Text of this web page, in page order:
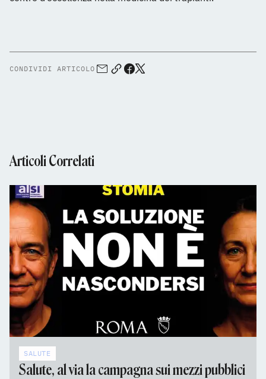
CONDIVIDI ARTICOLO
Articoli Correlati
SALUTE
Salute, al via la campagna sui mezzi pubblici